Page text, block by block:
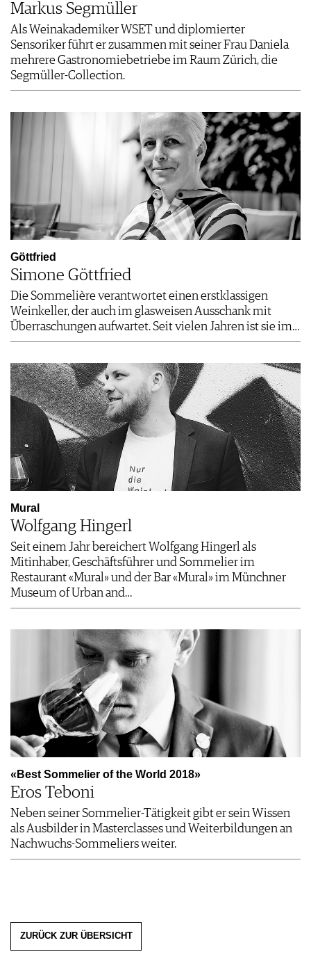
Markus Segmüller
Als Weinakademiker WSET und diplomierter
Sensoriker führt er zusammen mit seiner Frau Daniela
mehrere Gastronomiebetriebe im Raum Zürich, die
Segmüller-Collection.
Göttfried
Simone Göttfried
Die Sommelière verantwortet einen erstklassigen
Weinkeller, der auch im glasweisen Ausschank mit
Überraschungen aufwartet. Seit vielen Jahren ist sie im…
Mural
Wolfgang Hingerl
Seit einem Jahr bereichert Wolfgang Hingerl als
Mitinhaber, Geschäftsführer und Sommelier im
Restaurant «Mural» und der Bar «Mural» im Münchner
Museum of Urban and…
«Best Sommelier of the World 2018»
Eros Teboni
Neben seiner Sommelier-Tätigkeit gibt er sein Wissen
als Ausbilder in Masterclasses und Weiterbildungen an
Nachwuchs-Sommeliers weiter.
ZURÜCK ZUR ÜBERSICHT